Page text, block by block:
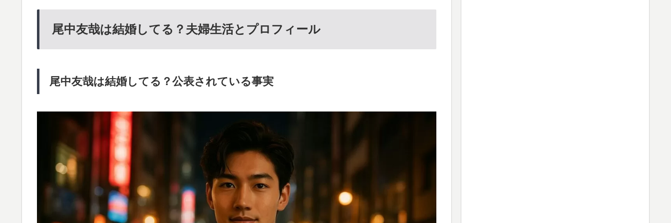
尾中友哉は結婚してる？夫婦生活とプロフィール
尾中友哉は結婚してる？公表されている事実